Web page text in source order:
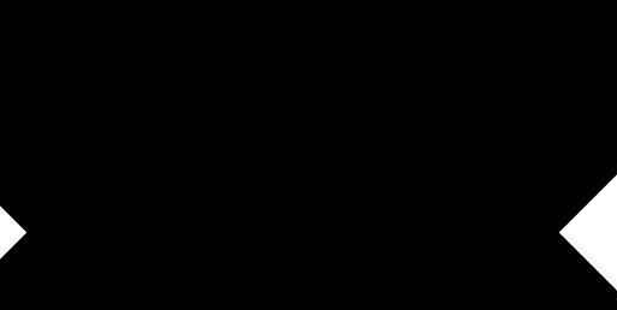
в наличии. Менеджер сама перезвонила, предложила картонный или